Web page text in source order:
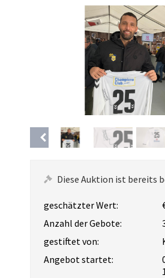
Diese Auktion ist bereits
geschätzter Wert:
Anzahl der Gebote:
gestiftet von:
Angebot startet: